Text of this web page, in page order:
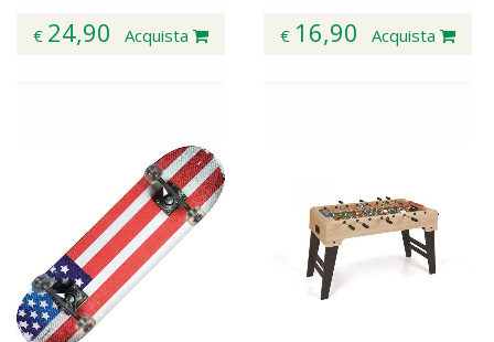
€ 24,90 Acquista € 16,90 Acquista